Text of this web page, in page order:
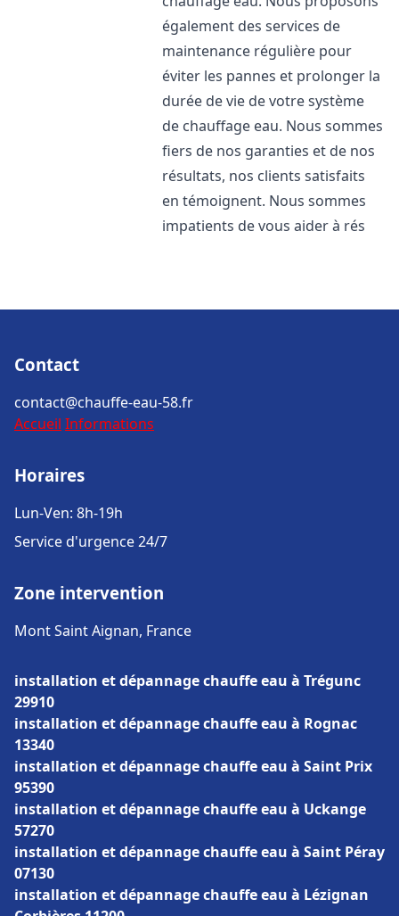
également des services de
maintenance régulière pour
éviter les pannes et prolonger la
durée de vie de votre système
de chauffage eau. Nous sommes
fiers de nos garanties et de nos
résultats, nos clients satisfaits
en témoignent. Nous sommes
impatients de vous aider à rés
Contact
contact@chauffe-eau-58.fr
Accueil Informations
Horaires
Lun-Ven: 8h-19h
Service d'urgence 24/7
Zone intervention
Mont Saint Aignan, France
installation et dépannage chauffe eau à Trégunc
29910
installation et dépannage chauffe eau à Rognac
13340
installation et dépannage chauffe eau à Saint Prix
95390
installation et dépannage chauffe eau à Uckange
57270
installation et dépannage chauffe eau à Saint Péray
07130
installation et dépannage chauffe eau à Lézignan